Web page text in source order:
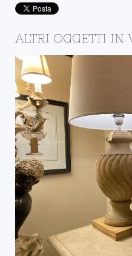
ALTRI OGGETTI IN
IL